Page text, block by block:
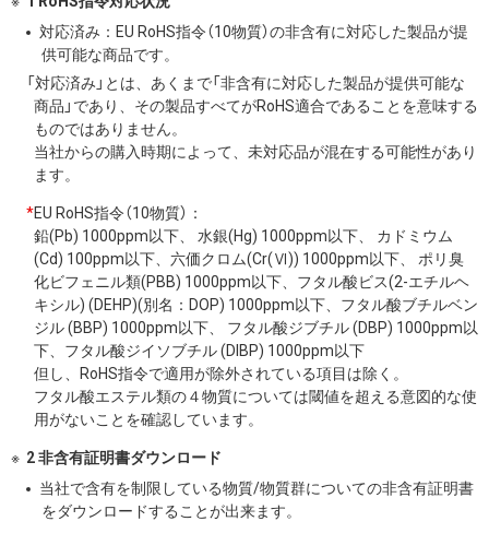
対応済み：EU RoHS指令（10物質）の非含有に対応した製品が提
供可能な商品です。
「対応済み」とは、あくまで「非含有に対応した製品が提供可能な
商品」であり、その製品すべてがRoHS適合であることを意味する
ものではありません。
当社からの購入時期によって、未対応品が混在する可能性があり
ます。
*EU RoHS指令（10物質）：
鉛(Pb) 1000ppm以下、 水銀(Hg) 1000ppm以下、 カドミウム
(Cd) 100ppm以下、六価クロム(Cr(Ⅵ)) 1000ppm以下、 ポリ臭
化ビフェニル類(PBB) 1000ppm以下、フタル酸ビス(2-エチルヘ
キシル) (DEHP)(別名：DOP) 1000ppm以下、フタル酸ブチルベン
ジル (BBP) 1000ppm以下、 フタル酸ジブチル (DBP) 1000ppm以
下、フタル酸ジイソブチル (DIBP) 1000ppm以下
但し、RoHS指令で適用が除外されている項目は除く。
フタル酸エステル類の４物質については閾値を超える意図的な使
用がないことを確認しています。
2 非含有証明書ダウンロード
当社で含有を制限している物質/物質群についての非含有証明書
をダウンロードすることが出来ます。